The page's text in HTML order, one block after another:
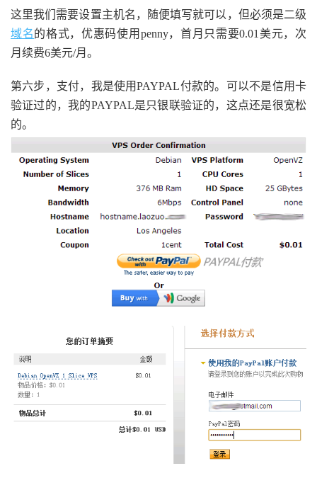
这里我们需要设置主机名，随便填写就可以，但必须是二级
域名的格式，优惠码使用penny，首月只需要0.01美元，次
月续费6美元/月。
第六步，支付，我是使用PAYPAL付款的。可以不是信用卡
验证过的，我的PAYPAL是只银联验证的，这点还是很宽松
的。